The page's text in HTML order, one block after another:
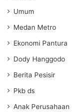
Umum
Medan Metro
Ekonomi Pantura
Dody Hanggodo
Berita Pesisir
Pkb ds
Anak Perusahaan